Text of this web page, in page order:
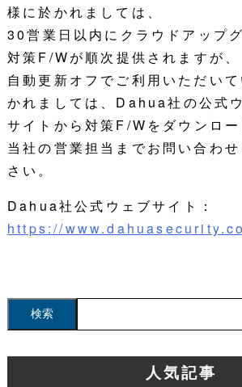
様に於かれましては、
30営業日以内にクラウドアップ
対策F/Wが順次提供されますが、
自動更新オフでご利用いただい
かれましては、Dahua社の公式
サイトから対策F/Wをダウンロー
当社の営業担当までお問い合わせ
さい。
Dahua社公式ウェブサイト：
https://
人気記事